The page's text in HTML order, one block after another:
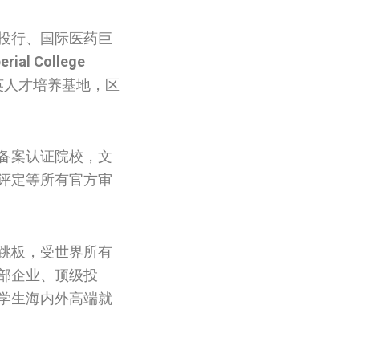
行、国际医药巨
College
才培养基地，区
案认证院校，文
定等所有官方审
板，受世界所有
企业、顶级投
生海内外高端就